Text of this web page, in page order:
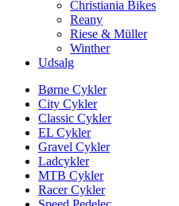
Christiania Bikes
Reany
Riese & Müller
Winther
Udsalg
Børne Cykler
City Cykler
Classic Cykler
EL Cykler
Gravel Cykler
Ladcykler
MTB Cykler
Racer Cykler